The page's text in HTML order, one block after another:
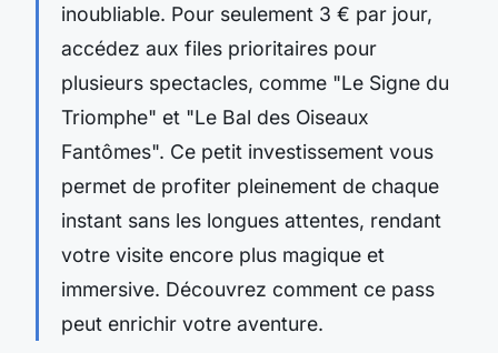
inoubliable. Pour seulement 3 € par jour,
accédez aux files prioritaires pour
plusieurs spectacles, comme "Le Signe du
Triomphe" et "Le Bal des Oiseaux
Fantômes". Ce petit investissement vous
permet de profiter pleinement de chaque
instant sans les longues attentes, rendant
votre visite encore plus magique et
immersive. Découvrez comment ce pass
peut enrichir votre aventure.